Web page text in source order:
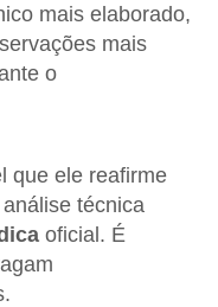
mais elaborado,
mais
o
que ele reafirme
técnica
oficial. É